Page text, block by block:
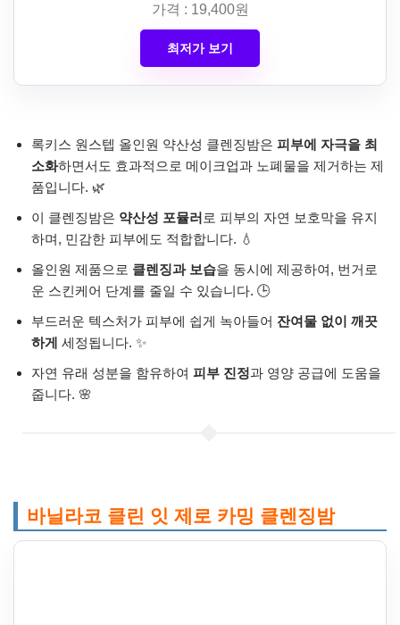
가격 : 19,400원
최저가 보기
록키스 원스텝 올인원 약산성 클렌징밤은 피부에 자극을 최
소화하면서도 효과적으로 메이크업과 노폐물을 제거하는 제
품입니다. 🌿
이 클렌징밤은 약산성 포뮬러 로 피부의 자연 보호막을 유지
하며, 민감한 피부에도 적합합니다. 💧
올인원 제품으로 클렌징과 보습을 동시에 제공하여, 번거로
운 스킨케어 단계를 줄일 수 있습니다. 🕒
부드러운 텍스처가 피부에 쉽게 녹아들어 잔여물 없이 깨끗
하게 세정됩니다. ✨
자연 유래 성분을 함유하여 피부 진정과 영양 공급에 도움을
줍니다. 🌸
바닐라코 클린 잇 제로 카밍 클렌징밤